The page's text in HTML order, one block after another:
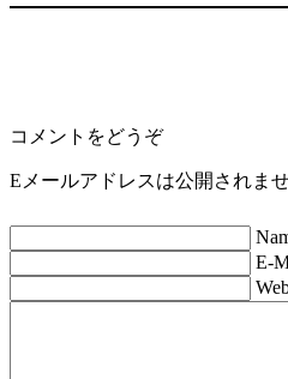
コメントをどうぞ
Eメールアドレスは公開されませ
E-